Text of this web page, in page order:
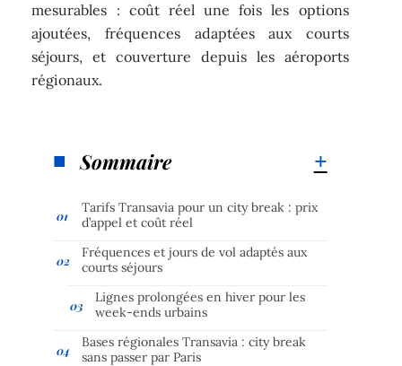
mesurables : coût réel une fois les options
ajoutées, fréquences adaptées aux courts
séjours, et couverture depuis les aéroports
régionaux.
Sommaire
Tarifs Transavia pour un city break : prix
d’appel et coût réel
Fréquences et jours de vol adaptés aux
courts séjours
Lignes prolongées en hiver pour les
week-ends urbains
Bases régionales Transavia : city break
sans passer par Paris